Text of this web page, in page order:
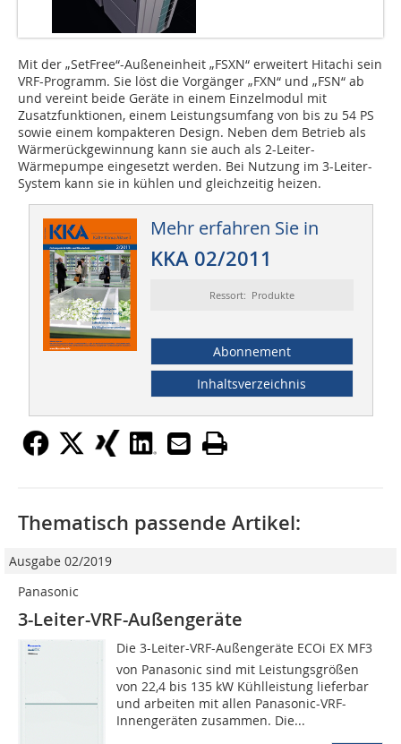
Mit der „SetFree“-Außeneinheit „FSXN“ erweitert Hitachi sein
VRF-Programm. Sie löst die Vorgänger „FXN“ und „FSN“ ab
und vereint beide Geräte in einem Einzelmodul mit
Zusatzfunktionen, einem Leistungsumfang von bis zu 54 PS
sowie einem kompakteren Design. Neben dem Betrieb als
Wärmerückgewinnung kann sie auch als 2-Leiter-
Wärmepumpe eingesetzt werden. Bei Nutzung im 3-Leiter-
System kann sie in kühlen und gleichzeitig heizen.
Mehr erfahren Sie in
KKA 02/2011
Ressort: Produkte
Abonnement
Inhaltsverzeichnis
Thematisch passende Artikel:
Ausgabe 02/2019
Panasonic
3-Leiter-VRF-Außengeräte
Die 3-Leiter-VRF-Außengeräte ECOi EX MF3
von Panasonic sind mit Leistungsgrößen
von 22,4 bis 135 kW Kühlleistung lieferbar
und arbeiten mit allen Panasonic-VRF-
Innengeräten zusammen. Die...